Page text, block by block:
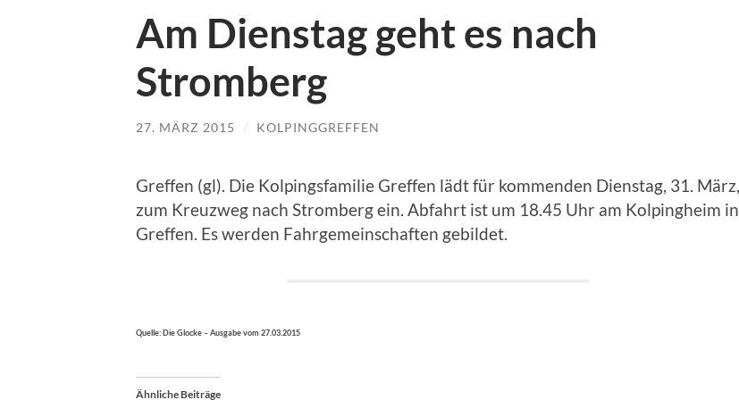
Am Dienstag geht es nach
Stromberg
27. MÄRZ 2015 / KOLPINGGREFFEN
Greffen (gl). Die Kolpingsfamilie Greffen lädt für kommenden Dienstag, 31. März,
zum Kreuzweg nach Stromberg ein. Abfahrt ist um 18.45 Uhr am Kolpingheim in
Greffen. Es werden Fahrgemeinschaften gebildet.
Quelle: Die Glocke – Ausgabe vom 27.03.2015
Ähnliche Beiträge